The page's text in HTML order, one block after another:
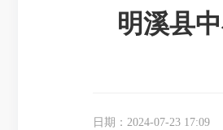
明溪县
日期：2024-07-23 17:09